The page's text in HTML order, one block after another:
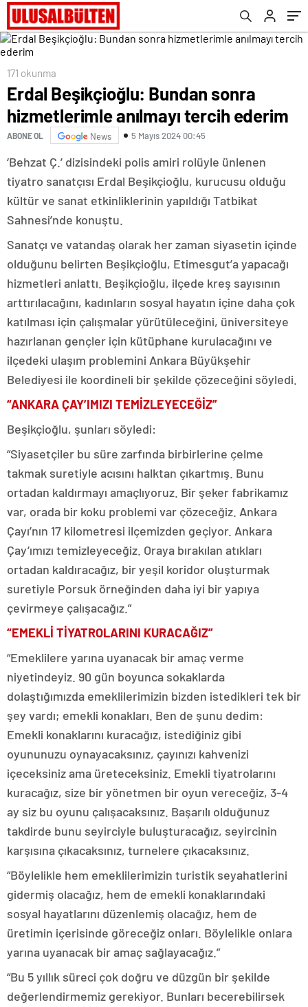
171 okunma
Erdal Beşikçioğlu: Bundan sonra
hizmetlerimle anılmayı tercih ederim
ABONE OL News 5 Mayıs 2024 00:45
‘Behzat Ç.’ dizisindeki polis amiri rolüyle ünlenen
tiyatro sanatçısı Erdal Beşikçioğlu, kurucusu olduğu
kültür ve sanat etkinliklerinin yapıldığı Tatbikat
Sahnesi’nde konuştu.
Sanatçı ve vatandaş olarak her zaman siyasetin içinde
olduğunu belirten Beşikçioğlu, Etimesgut’a yapacağı
hizmetleri anlattı. Beşikçioğlu, ilçede kreş sayısının
arttırılacağını, kadınların sosyal hayatın içine daha çok
katılması için çalışmalar yürütüleceğini, üniversiteye
hazırlanan gençler için kütüphane kurulacağını ve
ilçedeki ulaşım problemini Ankara Büyükşehir
Belediyesi ile koordineli bir şekilde çözeceğini söyledi.
“ANKARA ÇAY’IMIZI TEMİZLEYECEĞİZ”
Beşikçioğlu, şunları söyledi:
“Siyasetçiler bu süre zarfında birbirlerine çelme
takmak suretiyle acısını halktan çıkartmış. Bunu
ortadan kaldırmayı amaçlıyoruz. Bir şeker fabrikamız
var, orada bir koku problemi var çözeceğiz. Ankara
Çayı’nın 17 kilometresi ilçemizden geçiyor. Ankara
Çay’ımızı temizleyeceğiz. Oraya bırakılan atıkları
ortadan kaldıracağız, bir yeşil koridor oluşturmak
suretiyle Porsuk örneğinden daha iyi bir yapıya
çevirmeye çalışacağız.”
“EMEKLİ TİYATROLARINI KURACAĞIZ”
“Emeklilere yarına uyanacak bir amaç verme
niyetindeyiz. 90 gün boyunca sokaklarda
dolaştığımızda emeklilerimizin bizden istedikleri tek bir
şey vardı; emekli konakları. Ben de şunu dedim:
Emekli konaklarını kuracağız, istediğiniz gibi
oyununuzu oynayacaksınız, çayınızı kahvenizi
içeceksiniz ama üreteceksiniz. Emekli tiyatrolarını
kuracağız, size bir yönetmen bir oyun vereceğiz, 3-4
ay siz bu oyunu çalışacaksınız. Başarılı olduğunuz
takdirde bunu seyirciyle buluşturacağız, seyircinin
karşısına çıkacaksınız, turnelere çıkacaksınız.
“Böylelikle hem emeklilerimizin turistik seyahatlerini
gidermiş olacağız, hem de emekli konaklarındaki
sosyal hayatlarını düzenlemiş olacağız, hem de
üretimin içerisinde göreceğiz onları. Böylelikle onlara
yarına uyanacak bir amaç sağlayacağız.”
“Bu 5 yıllık süreci çok doğru ve düzgün bir şekilde
değerlendirmemiz gerekiyor. Bunları becerebilirsek